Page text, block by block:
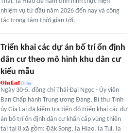
nhiệm vụ từ đầu năm 2026 đến nay và công
tác trọng tâm thời gian tới.
Triển khai các dự án bố trí ổn định
dân cư theo mô hình khu dân cư
kiểu mẫu
Ngày 30-5, đồng chí Thái Đại Ngọc - Ủy viên
Ban Chấp hành Trung ương Đảng, Bí thư Tỉnh
ủy Gia Lai đã kiểm tra tiến độ triển khai các dự
án bố trí ổn định dân cư khẩn cấp vùng thiên
tai tại 8 xã gồm: Đăk Song, Ia Hiao, Ia Tul, Ia